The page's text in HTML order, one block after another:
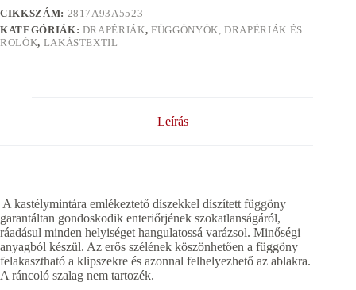
CIKKSZÁM: 2817A93A5523
KATEGÓRIÁK: DRAPÉRIÁK, FÜGGÖNYÖK, DRAPÉRIÁK ÉS
ROLÓK, LAKÁSTEXTIL
Leírás
A kastélymintára emlékeztető díszekkel díszített függöny
garantáltan gondoskodik enteriőrjének szokatlanságáról,
ráadásul minden helyiséget hangulatossá varázsol. Minőségi
anyagból készül. Az erős szélének köszönhetően a függöny
felakasztható a klipszekre és azonnal felhelyezhető az ablakra.
A ráncoló szalag nem tartozék.